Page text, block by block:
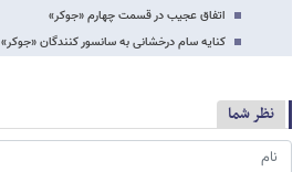
اتفاق عجیب در قسمت چهارم «جوکر»
کنایه سام درخشانی به سانسور کنندگان «جوکر»
نظر شما